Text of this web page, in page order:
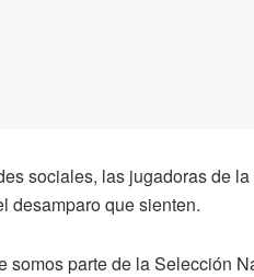
sociales, las jugadoras de
desamparo que sienten.
somos parte de la Selección